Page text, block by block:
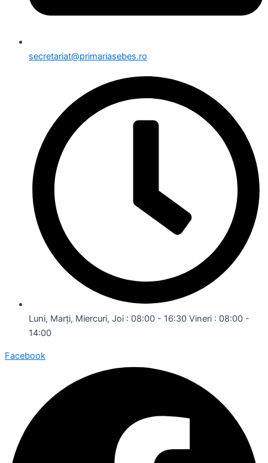
secretariat@primariasebes.ro
Luni, Marți, Miercuri, Joi : 08:00 - 16:30 Vineri : 08:00 -
14:00
Facebook